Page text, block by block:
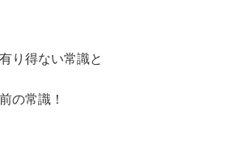
り得ない常識と
の常識！